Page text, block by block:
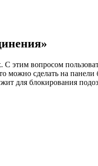
этим вопросом
сделать на
для блокирования